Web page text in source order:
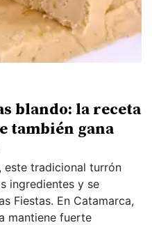
blando: la receta
también gana
este tradicional turrón
ingredientes y se
Fiestas. En Catamarca,
mantiene fuerte